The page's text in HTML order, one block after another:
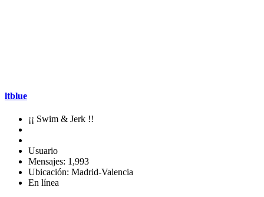
ltblue
¡¡ Swim & Jerk !!
Usuario
Mensajes: 1,993
Ubicación: Madrid-Valencia
En línea